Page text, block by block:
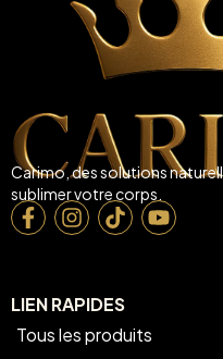
Carimo, des solutions
sublimer votre corps.
LIEN RAPIDES
Tous les produits